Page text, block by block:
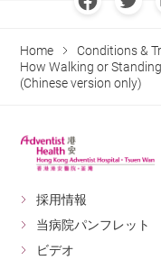
Home
Conditions &
How Walking or
(Chinese version only)
採用情報
当病院パンフレット
ビデオ